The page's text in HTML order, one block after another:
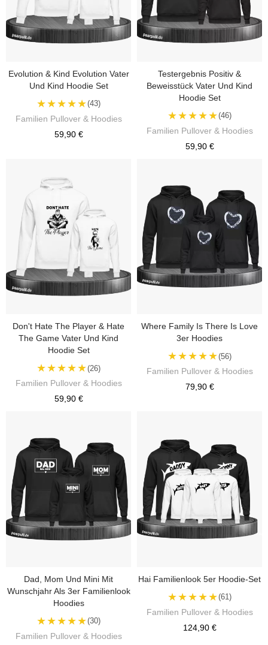
Evolution & Kind Evolution Vater
Und Kind Hoodie Set
★★★★★(43)
Familien Pullover & Hoodies
59,90 €
Testergebnis Positiv &
Beweisstück Vater Und Kind
Hoodie Set
★★★★★(46)
Familien Pullover & Hoodies
59,90 €
Don't Hate The Player & Hate
The Game Vater Und Kind
Hoodie Set
★★★★★(26)
Familien Pullover & Hoodies
59,90 €
Where Family Is There Is Love
3er Hoodies
★★★★★(56)
Familien Pullover & Hoodies
79,90 €
Dad, Mom Und Mini Mit
Wunschjahr Als 3er Familienlook
Hoodies
★★★★★(30)
Familien Pullover & Hoodies
Hai Familienlook 5er Hoodie-Set
★★★★★(61)
Familien Pullover & Hoodies
124,90 €